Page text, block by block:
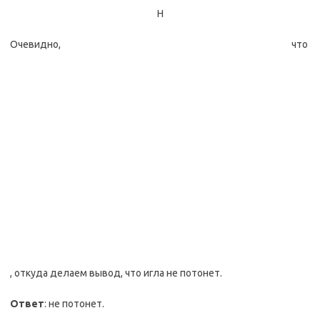
Н
Очевидно, что
, откуда делаем вывод, что игла не потонет.
Ответ: не потонет.